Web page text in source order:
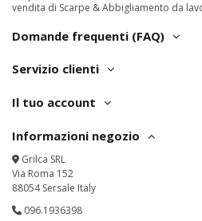
vendita di Scarpe & Abbigliamento da
Domande frequenti (FAQ)
Servizio clienti
Il tuo account
Informazioni negozio
Grilca SRL
Via Roma 152
88054 Sersale Italy
096.1936398